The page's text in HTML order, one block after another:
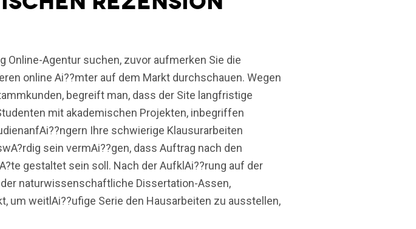
Online-Agentur suchen, zuvor aufmerken Sie die
online Ai??mter auf dem Markt durchschauen. Wegen
begreift man, dass der Site langfristige
mit akademischen Projekten, inbegriffen
Ihre schwierige Klausurarbeiten
sein vermAi??gen, dass Auftrag nach den
gestaltet sein soll. Nach der AufklAi??rung auf der
naturwissenschaftliche Dissertation-Assen,
um weitlAi??ufige Serie den Hausarbeiten zu ausstellen,